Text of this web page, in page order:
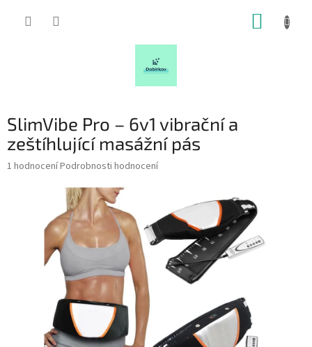
SlimVibe Pro – 6v1 vibrační a
zeštíhlující masážní pás
Průměrné
hvězdiček.
1 hodnoceníPodrobnosti hodnocení